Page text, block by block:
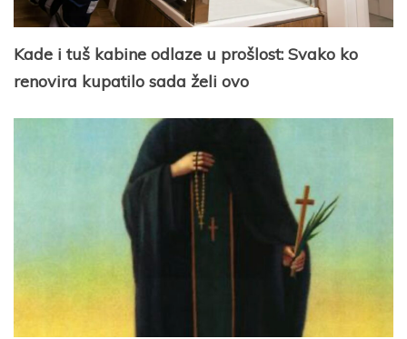
Kade i tuš kabine odlaze u prošlost: Svako ko
renovira kupatilo sada želi ovo